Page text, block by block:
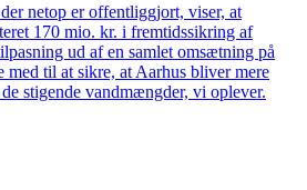
netop er offentliggjort, viser, at
170 mio. kr. i fremtidssikring af
ud af en samlet omsætning på
til at sikre, at Aarhus bliver mere
stigende vandmængder, vi oplever.